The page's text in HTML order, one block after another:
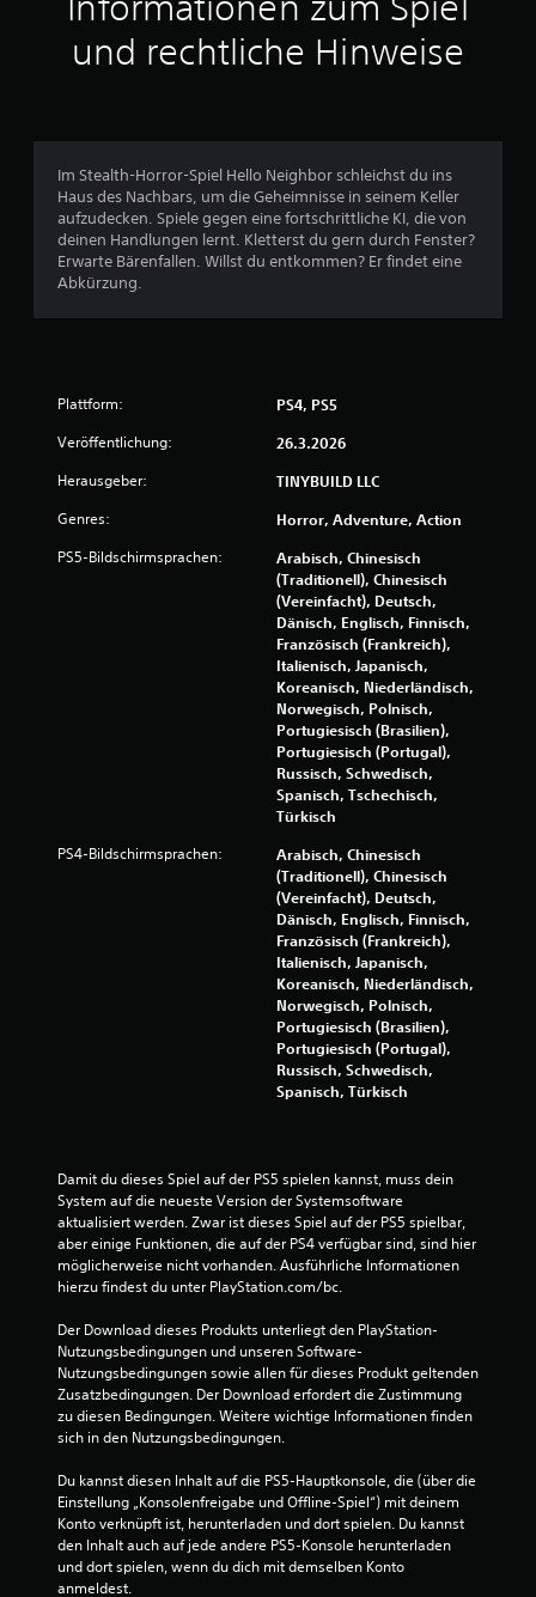
t
c
h
e
t
u
n
g
:
4
.
2
v
o
n
5
t
e
r
n
e
n
u
s
und rechtliche Hinweise
Im Stealth-Horror-Spiel Hello Neighbor schleichst du ins
Haus des Nachbars, um die Geheimnisse in seinem Keller
aufzudecken. Spiele gegen eine fortschrittliche KI, die von
deinen Handlungen lernt. Kletterst du gern durch Fenster?
Erwarte Bärenfallen. Willst du entkommen? Er findet eine
Abkürzung.
Plattform: PS4, PS5
Veröffentlichung: 26.3.2026
Herausgeber: TINYBUILD LLC
Genres: Horror, Adventure, Action
PS5-Bildschirmsprachen:
Arabisch, Chinesisch
(Traditionell), Chinesisch
(Vereinfacht), Deutsch,
Dänisch, Englisch, Finnisch,
Französisch (Frankreich),
Italienisch, Japanisch,
Koreanisch, Niederländisch,
Norwegisch, Polnisch,
Portugiesisch (Brasilien),
Portugiesisch (Portugal),
Russisch, Schwedisch,
Spanisch, Tschechisch,
Türkisch
PS4-Bildschirmsprachen:
Arabisch, Chinesisch
(Traditionell), Chinesisch
(Vereinfacht), Deutsch,
Dänisch, Englisch, Finnisch,
Französisch (Frankreich),
Italienisch, Japanisch,
Koreanisch, Niederländisch,
Norwegisch, Polnisch,
Portugiesisch (Brasilien),
Portugiesisch (Portugal),
Russisch, Schwedisch,
Spanisch, Türkisch
Damit du dieses Spiel auf der PS5 spielen kannst, muss dein
System auf die neueste Version der Systemsoftware
aktualisiert werden. Zwar ist dieses Spiel auf der PS5 spielbar,
aber einige Funktionen, die auf der PS4 verfügbar sind, sind hier
möglicherweise nicht vorhanden. Ausführliche Informationen
hierzu findest du unter PlayStation.com/bc.
Der Download dieses Produkts unterliegt den PlayStation-
Nutzungsbedingungen und unseren Software-
Nutzungsbedingungen sowie allen für dieses Produkt geltenden
Zusatzbedingungen. Der Download erfordert die Zustimmung
zu diesen Bedingungen. Weitere wichtige Informationen finden
sich in den Nutzungsbedingungen.
Du kannst diesen Inhalt auf die PS5-Hauptkonsole, die (über die
Einstellung „Konsolenfreigabe und Offline-Spiel“) mit deinem
Konto verknüpft ist, herunterladen und dort spielen. Du kannst
den Inhalt auch auf jede andere PS5-Konsole herunterladen
und dort spielen, wenn du dich mit demselben Konto
anmeldest.